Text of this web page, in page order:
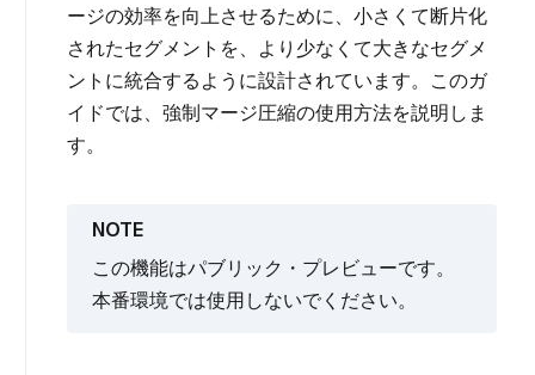
ージの効率を向上させるために、小さくて断片化
されたセグメントを、より少なくて大きなセグメ
ントに統合するように設計されています。このガ
イドでは、強制マージ圧縮の使用方法を説明しま
す。
この機能はパブリック・プレビューです。
本番環境では使用しないでください。